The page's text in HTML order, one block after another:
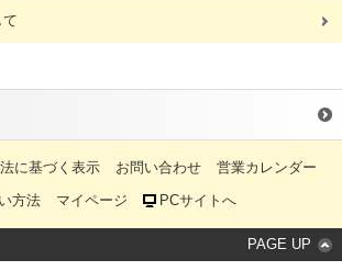
に基づく表示 お問い合わせ
営業カレンダー
方法
マイページ PCサイトへ
PAGE UP